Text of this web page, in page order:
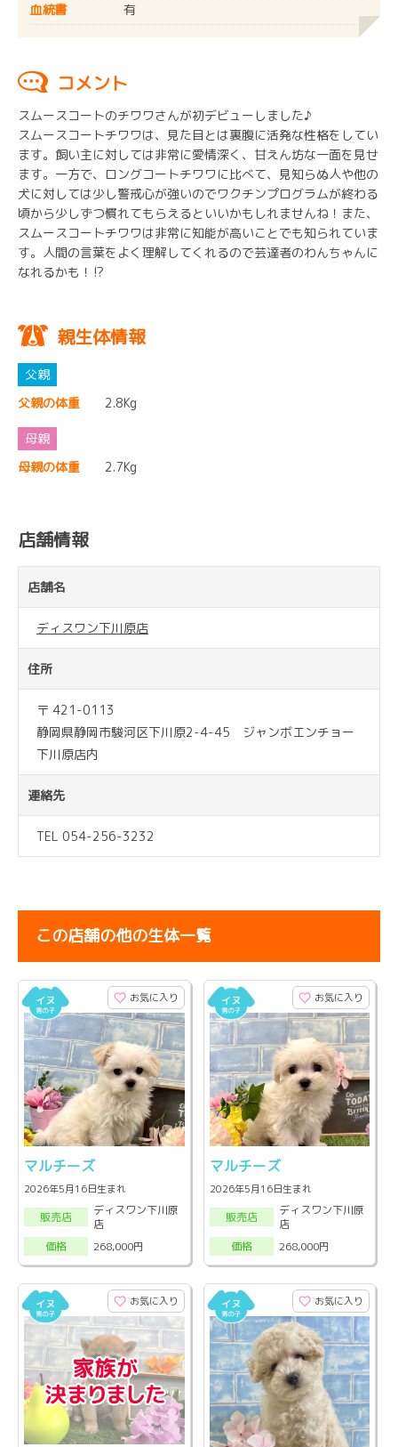
血統書
有
コメント
スムースコートのチワワさんが初デビューしました♪
スムースコートチワワは、見た目とは裏腹に活発な性格をしてい
ます。飼い主に対しては非常に愛情深く、甘えん坊な一面を見せ
ます。一方で、ロングコートチワワに比べて、見知らぬ人や他の
犬に対しては少し警戒心が強いのでワクチンプログラムが終わる
頃から少しずつ慣れてもらえるといいかもしれませんね！また、
スムースコートチワワは非常に知能が高いことでも知られていま
す。人間の言葉をよく理解してくれるので芸達者のわんちゃんに
なれるかも！⁉︎
親生体情報
父親の体重 2.8Kg
母親の体重 2.7Kg
店舗情報
店舗名
ディスワン下川原店
住所
〒 421-0113
静岡県静岡市駿河区下川原2-4-45 ジャンボエンチョー
下川原店内
連絡先
TEL 054-256-3232
この店舗の他の生体一覧
お気に入り
マルチーズ
2026年5月16日生まれ
販売店
ディスワン下川原
店
価格
268,000円
お気に入り
マルチーズ
2026年5月16日生まれ
販売店
ディスワン下川原
店
価格
268,000円
お気に入り お気に入り